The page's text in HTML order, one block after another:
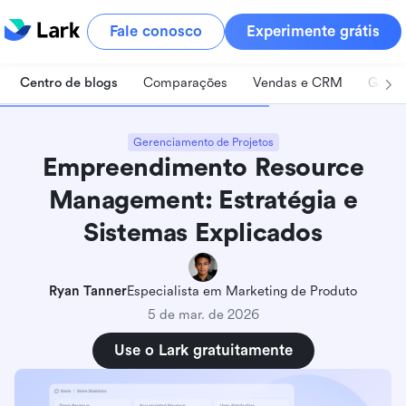
Fale conosco Experimente grátis
Centro de blogs Comparações Vendas e CRM
Gerenciamento de Projetos
Empreendimento Resource
Management: Estratégia e
Sistemas Explicados
Ryan TannerEspecialista em Marketing de Produto
5 de mar. de 2026
Use o Lark gratuitamente